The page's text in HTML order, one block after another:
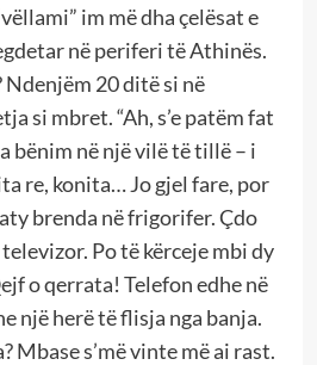
im më dha çelësat e
në periferi të Athinës.
Ndenjëm 20 ditë si në
si mbret. “Ah, s’e patëm fat
bënim në një vilë të tillë – i
re, konita… Jo gjel fare, por
brenda në frigorifer. Çdo
Po të kërceje mbi dy
o qerrata! Telefon edhe në
një herë të flisja nga banja.
Mbase s’më vinte më ai rast.